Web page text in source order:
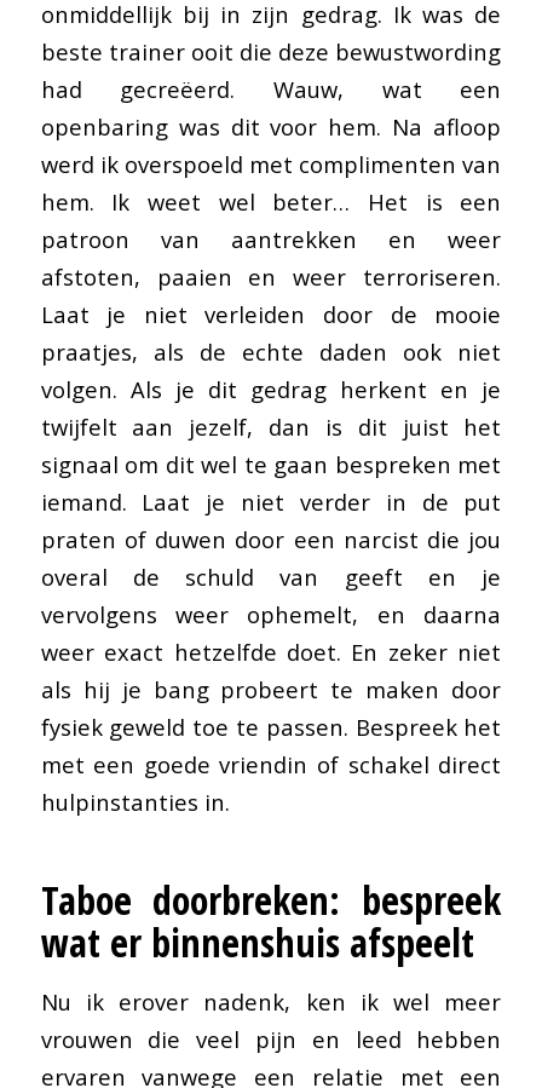
onmiddellijk bij in zijn gedrag. Ik was de
beste trainer ooit die deze bewustwording
had gecreëerd. Wauw, wat een
openbaring was dit voor hem. Na afloop
werd ik overspoeld met complimenten van
hem. Ik weet wel beter… Het is een
patroon van aantrekken en weer
afstoten, paaien en weer terroriseren.
Laat je niet verleiden door de mooie
praatjes, als de echte daden ook niet
volgen. Als je dit gedrag herkent en je
twijfelt aan jezelf, dan is dit juist het
signaal om dit wel te gaan bespreken met
iemand. Laat je niet verder in de put
praten of duwen door een narcist die jou
overal de schuld van geeft en je
vervolgens weer ophemelt, en daarna
weer exact hetzelfde doet. En zeker niet
als hij je bang probeert te maken door
fysiek geweld toe te passen. Bespreek het
met een goede vriendin of schakel direct
hulpinstanties in.
Taboe doorbreken: bespreek
wat er binnenshuis afspeelt
Nu ik erover nadenk, ken ik wel meer
vrouwen die veel pijn en leed hebben
ervaren vanwege een relatie met een